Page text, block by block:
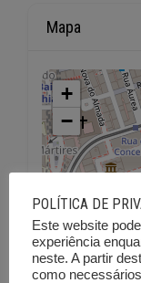
Mapa
+
−
POLÍTICA DE
Este website
experiência
neste. A partir
como